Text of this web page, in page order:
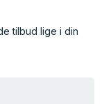
tilbud lige i din